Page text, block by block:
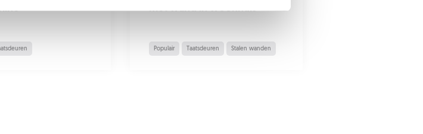
met wand in woonhuis
Populair Taatsdeuren Stalen wanden